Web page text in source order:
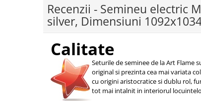
Convectoare si aeroterme electrice
Recenzii - Semineu electric
silver, Dimensiuni
Calitate
Seturile de seminee de la Art Flame
original si prezinta cea mai variata
cu origini aristocratice si dublu rol,
tot mai intalnit in interiorul